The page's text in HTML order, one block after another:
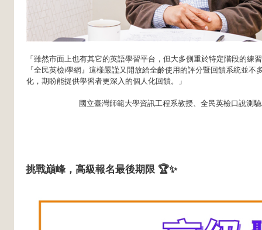
「 雖然市面上也有其它的英語學習平台，但大多側重於特定階段的練
『全民英檢i學網』這樣嚴謹又開放給全齡使用的評分暨回饋系統並不
化，期盼能提供學習者更深入的個人化回饋。」
國立臺灣師範大學資訊工程系教授、全民英檢口說測
挑戰巔峰，高級報名最後期限 🏆✨